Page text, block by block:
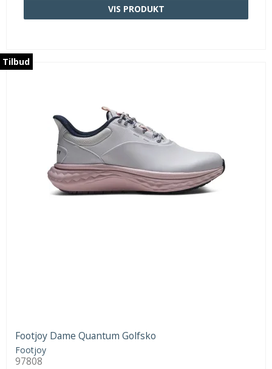
VIS PRODUKT
Tilbud
Footjoy Dame Quantum Golfsko
Footjoy
97808